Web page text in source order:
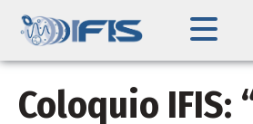
Coloquio IFIS: